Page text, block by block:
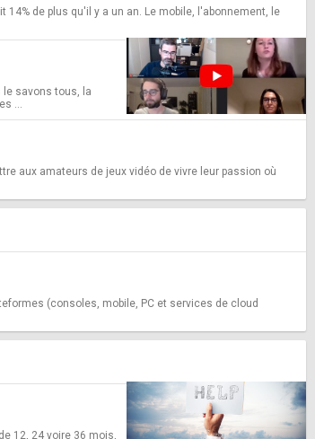
de plus qu'il y a un an. Le mobile, l'abonnement, le
le savons tous, la
...
aux amateurs de jeux vidéo de vivre leur passion où
(consoles, mobile, PC et services de cloud
12, 24 voire 36 mois,